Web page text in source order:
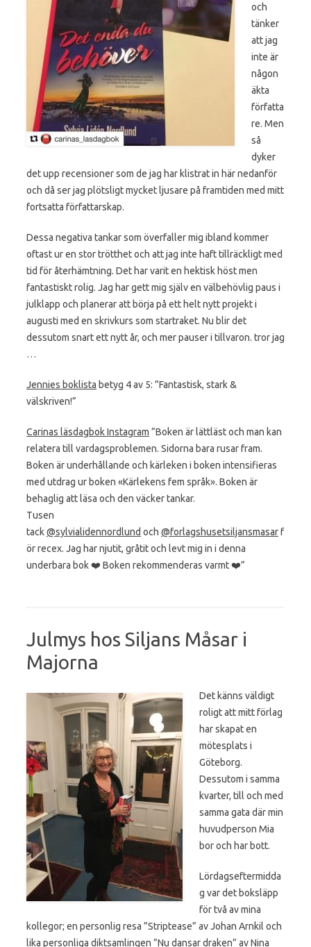
och
tänker
att jag
inte är
någon
äkta
författa
re. Men
så
dyker
det upp recensioner som de jag har klistrat in här nedanför
och då ser jag plötsligt mycket ljusare på framtiden med mitt
fortsatta författarskap.
Dessa negativa tankar som överfaller mig ibland kommer
oftast ur en stor trötthet och att jag inte haft tillräckligt med
tid för återhämtning. Det har varit en hektisk höst men
fantastiskt rolig. Jag har gett mig själv en välbehövlig paus i
julklapp och planerar att börja på ett helt nytt projekt i
augusti med en skrivkurs som startraket. Nu blir det
dessutom snart ett nytt år, och mer pauser i tillvaron. tror jag
…
Jennies boklista betyg 4 av 5: ”Fantastisk, stark &
välskriven!”
Carinas läsdagbok Instagram ”Boken är lättläst och man kan
relatera till vardagsproblemen. Sidorna bara rusar fram.
Boken är underhållande och kärleken i boken intensifieras
med utdrag ur boken «Kärlekens fem språk». Boken är
behaglig att läsa och den väcker tankar.
Tusen
tack@sylvialidennordlund och @forlagshusetsiljansmasarf
ör recex. Jag har njutit, gråtit och levt mig in i denna
underbara bok ❤️ Boken rekommenderas varmt ❤️”
Julmys hos Siljans Måsar i
Majorna
Det känns väldigt
roligt att mitt förlag
har skapat en
mötesplats i
Göteborg.
Dessutom i samma
kvarter, till och med
samma gata där min
huvudperson Mia
bor och har bott.
Lördagseftermidda
g var det boksläpp
för två av mina
kollegor; en personlig resa ”Striptease” av Johan Arnkil och
lika personliga diktsamlingen ”Nu dansar draken” av Nina